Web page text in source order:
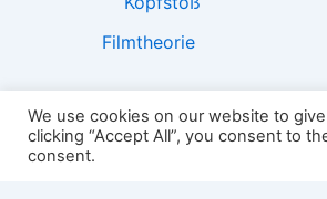
Filmtheorie
2501:
We use cookies on our website to
clicking “Accept All”, you consent to
consent.